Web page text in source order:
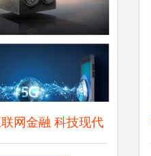
网金融 科技现代